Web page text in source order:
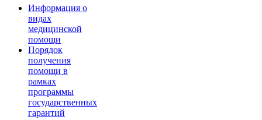
Информация о
видах
медицинской
помощи
Порядок
получения
помощи в
рамках
программы
государственных
гарантий